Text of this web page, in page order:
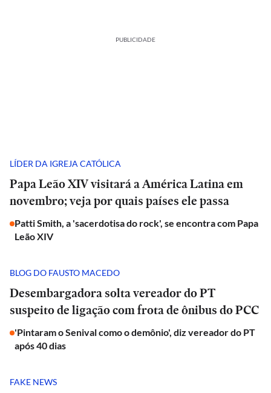
PUBLICIDADE
LÍDER DA IGREJA CATÓLICA
Papa Leão XIV visitará a América Latina em
novembro; veja por quais países ele passa
Patti Smith, a 'sacerdotisa do rock', se encontra com Papa
Leão XIV
BLOG DO FAUSTO MACEDO
Desembargadora solta vereador do PT
suspeito de ligação com frota de ônibus do PCC
'Pintaram o Senival como o demônio', diz vereador do PT
após 40 dias
FAKE NEWS